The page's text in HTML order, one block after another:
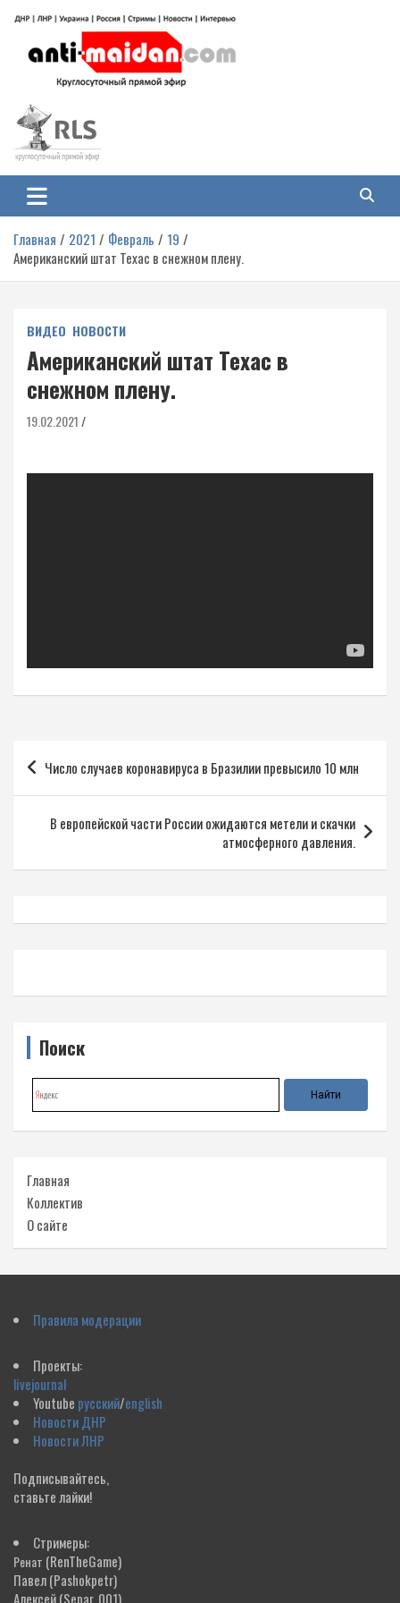
содержимому
Антимайдан: Гражданская война
на Украине
гражданской войне на Украине, включая события в Новороссии, ДНР,
ЛНР и других регионах.
Главная 2021 Февраль
19
Американский штат Техас в снежном плену.
ВИДЕО НОВОСТИ
Американский штат Техас в
снежном плену.
19.02.2021
Навигация
по
записям
Число случаев коронавируса в Бразилии превысило 10 млн
В европейской части России ожидаются метели и скачки
атмосферного давления.
Поиск
Главная
Коллектив
О сайте
Правила модерации
Проекты:
livejournal
Youtube русский/english
Новости ДНР
Новости ЛНР
Подписывайтесь,
ставьте лайки!
Стримеры:
Ренат (RenTheGame)
Павел(Pashokpetr)
Алексей(Separ_001)